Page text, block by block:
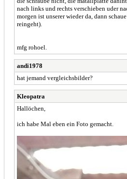
nach links und rechts verschieben uder
morgen ist unserer wieder da, dann
reingeht).
mfg rohoel.
andi1978
hat jemand vergleichsbilder?
Kleopatra
Hallöchen,
ich habe Mal eben ein Foto gemacht.